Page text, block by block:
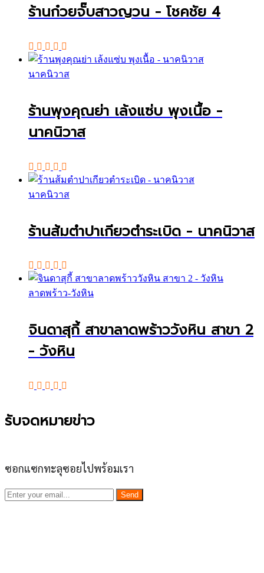
ร้านก๋วยจั๊บสาวญวน - โชคชัย 4
นาคนิวาส
ร้านพุงคุณย่า เล้งแซ่บ พุงเนื้อ -
นาคนิวาส
นาคนิวาส
ร้านส้มตำปาเกียวตำระเบิด - นาคนิวาส
ลาดพร้าว-วังหิน
จินดาสุกี้ สาขาลาดพร้าววังหิน สาขา 2
- วังหิน
รับจดหมายข่าว
ซอกแซกทะลุซอยไปพร้อมเรา
Send